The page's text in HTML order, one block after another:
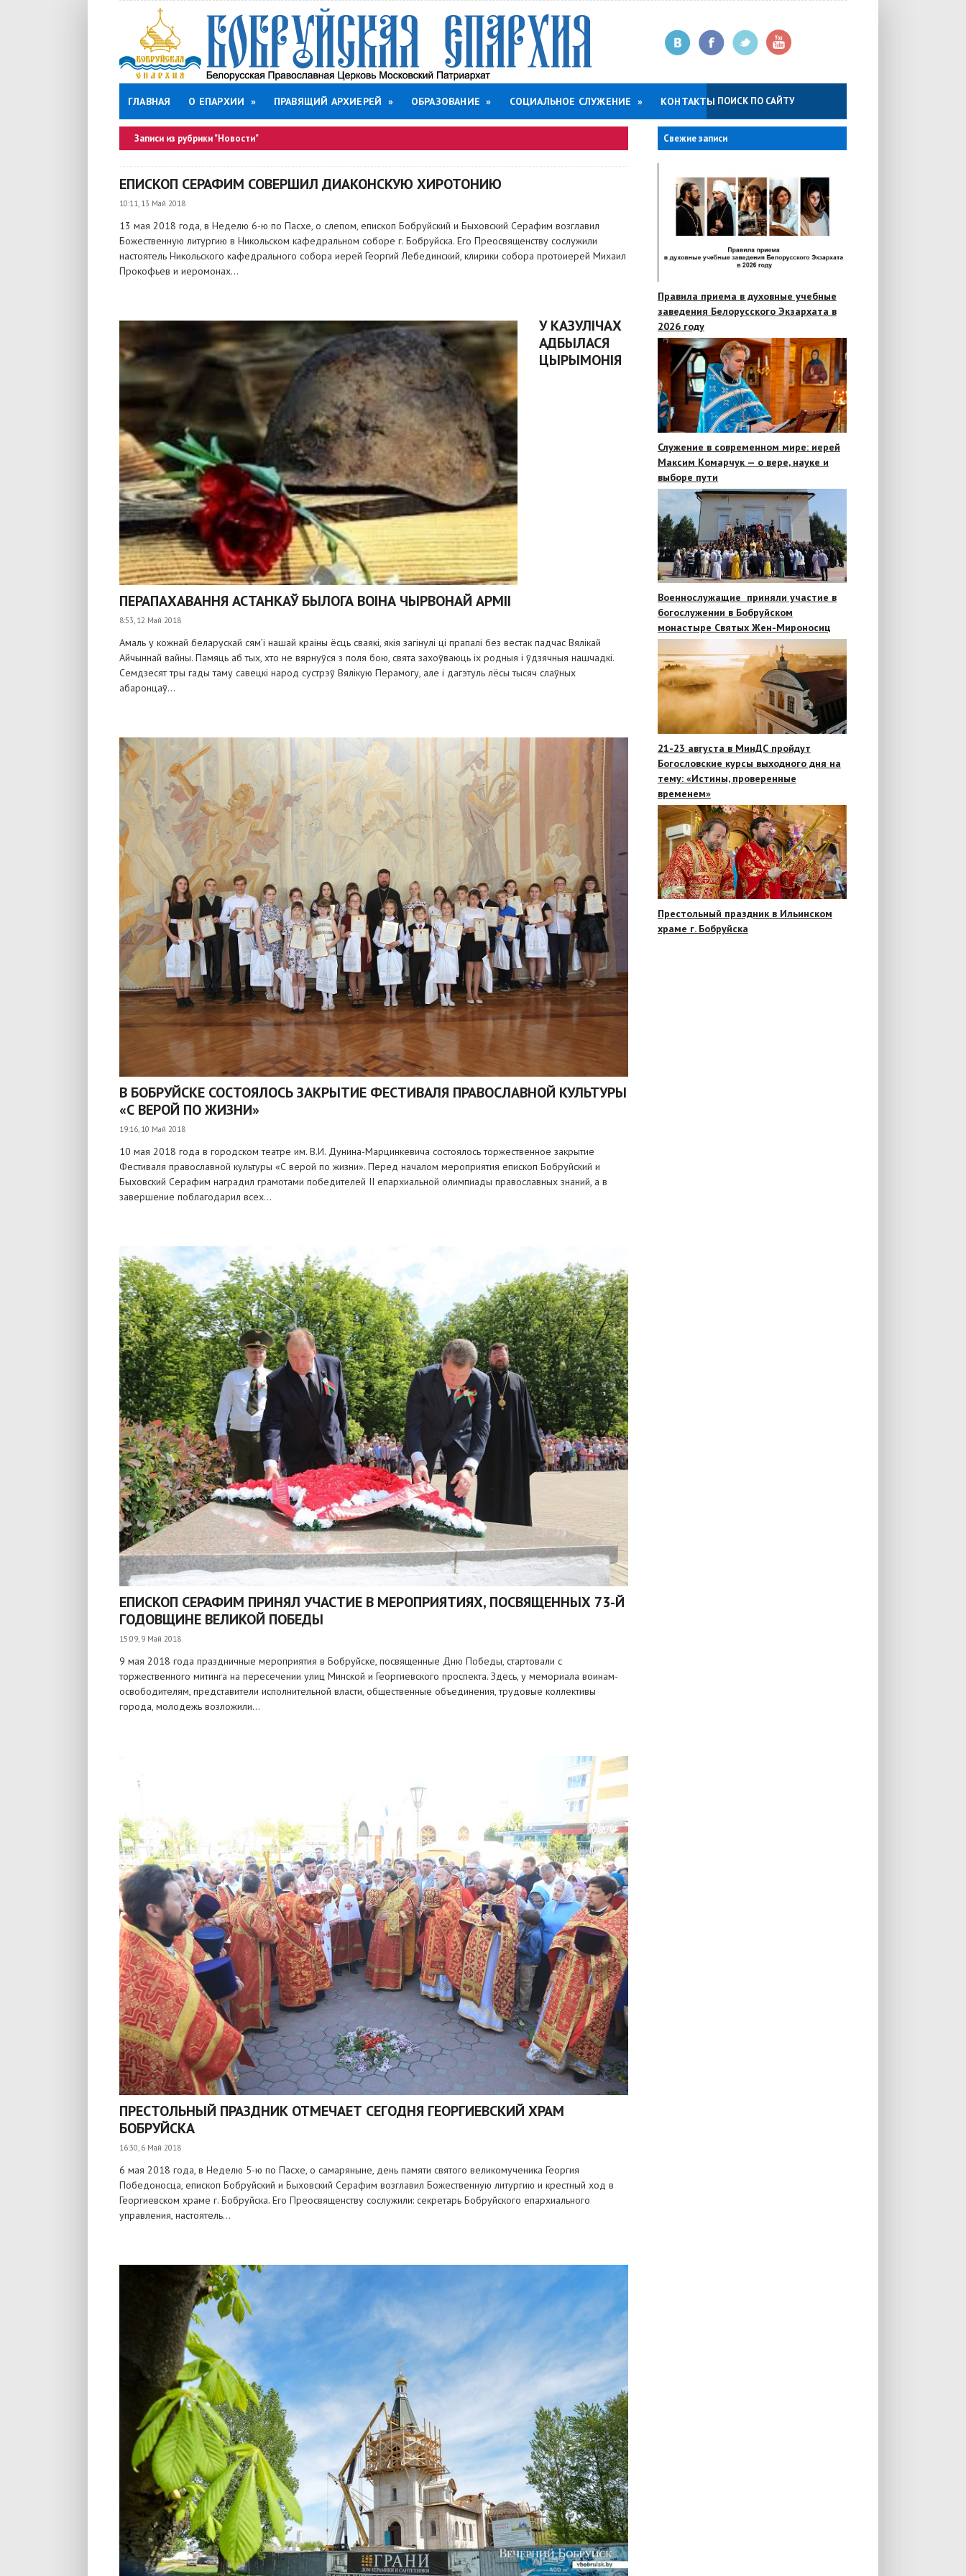
ГЛАВНАЯ О ЕПАРХИИ » ПРАВЯЩИЙ АРХИЕРЕЙ » ОБРАЗОВАНИЕ » СОЦИАЛЬНОЕ СЛУЖЕНИЕ » КОНТАКТЫ
Записи из рубрики "Новости"
ЕПИСКОП СЕРАФИМ СОВЕРШИЛ ДИАКОНСКУЮ ХИРОТОНИЮ
10:11, 13 Май 2018
13 мая 2018 года, в Неделю 6-ю по Пасхе, о слепом, епископ Бобруйский и Быховский Серафим возглавил
Божественную литургию в Никольском кафедральном соборе г. Бобруйска. Его Преосвященству сослужили
настоятель Никольского кафедрального собора иерей Георгий Лебединский, клирики собора протоиерей Михаил
Прокофьев и иеромонах...
У КАЗУЛІЧАХ
АДБЫЛАСЯ
ЦЫРЫМОНІЯ
ПЕРАПАХАВАННЯ АСТАНКАЎ БЫЛОГА ВОІНА ЧЫРВОНАЙ АРМІІ
8:53, 12 Май 2018
Амаль у кожнай беларускай сям’і нашай краіны ёсць сваякі, якія загінулі ці прапалі без вестак падчас Вялікай
Айчыннай вайны. Памяць аб тых, хто не вярнуўся з поля бою, свята захоўваюць іх родныя і ўдзячныя нашчадкі.
Семдзесят тры гады таму савецкі народ сустрэў Вялікую Перамогу, але і дагэтуль лёсы тысяч слаўных
абаронцаў...
В БОБРУЙСКЕ СОСТОЯЛОСЬ ЗАКРЫТИЕ ФЕСТИВАЛЯ ПРАВОСЛАВНОЙ КУЛЬТУРЫ
«С ВЕРОЙ ПО ЖИЗНИ»
19:16, 10 Май 2018
10 мая 2018 года в городском театре им. В.И. Дунина-Марцинкевича состоялось торжественное закрытие
Фестиваля православной культуры «С верой по жизни». Перед началом мероприятия епископ Бобруйский и
Быховский Серафим наградил грамотами победителей II епархиальной олимпиады православных знаний, а в
завершение поблагодарил всех...
ЕПИСКОП СЕРАФИМ ПРИНЯЛ УЧАСТИЕ В МЕРОПРИЯТИЯХ, ПОСВЯЩЕННЫХ 73-Й
ГОДОВЩИНЕ ВЕЛИКОЙ ПОБЕДЫ
15:09, 9 Май 2018
9 мая 2018 года праздничные мероприятия в Бобруйске, посвященные Дню Победы, стартовали с
торжественного митинга на пересечении улиц Минской и Георгиевского проспекта. Здесь, у мемориала воинам-
освободителям, представители исполнительной власти, общественные объединения, трудовые коллективы
города, молодежь возложили...
ПРЕСТОЛЬНЫЙ ПРАЗДНИК ОТМЕЧАЕТ СЕГОДНЯ ГЕОРГИЕВСКИЙ ХРАМ
БОБРУЙСКА
16:30, 6 Май 2018
6 мая 2018 года, в Неделю 5-ю по Пасхе, о самаряныне, день памяти святого великомученика Георгия
Победоносца, епископ Бобруйский и Быховский Серафим возглавил Божественную литургию и крестный ход в
Георгиевском храме г. Бобруйска. Его Преосвященству сослужили: секретарь Бобруйского епархиального
управления, настоятель...
Свежие записи
Правила приема в духовные учебные
заведения Белорусского Экзархата в
2026 году
Служение в современном мире: иерей
Максим Комарчук — о вере, науке и
выборе пути
Военнослужащие приняли участие в
богослужении в Бобруйском
монастыре Святых Жен-Мироносиц
21-23 августа в МинДС пройдут
Богословские курсы выходного дня на
тему: «Истины, проверенные
временем»
Престольный праздник в Ильинском
храме г. Бобруйска